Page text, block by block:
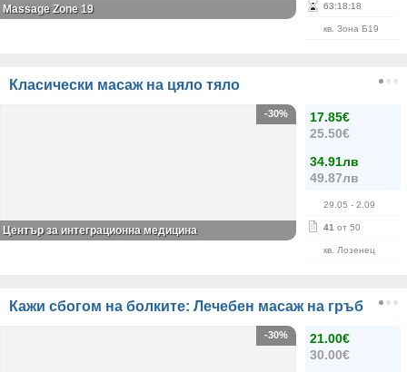
63:18:18
кв. Зона Б19
Massage Zone 19
Класически масаж на цяло тяло
17.85€
25.50€
34.91лв
49.87лв
29.05 - 2.09
41 от 50
кв. Лозенец
-30%
Център за интеграционна медицина
Кажи сбогом на болките: Лечебен масаж на гръб
21.00€
30.00€
-30%